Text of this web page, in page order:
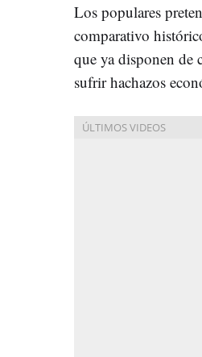
Los populares
comparativo
que ya disponen de
sufrir hachazos